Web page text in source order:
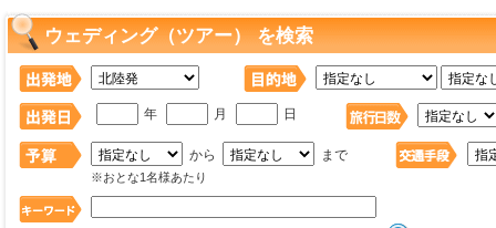
ウェディング（ツアー） を検索
年 月 日
から まで
※おとな1名様あたり